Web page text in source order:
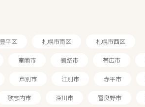
平区 札幌市南区 札幌市西区
室蘭市 釧路市 帯広市
芦別市 江別市 赤平市
歌志内市 深川市 富良野市